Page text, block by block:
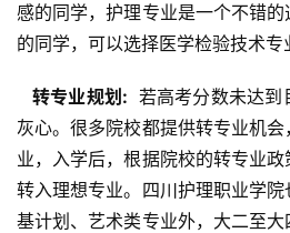
感的同学，护理专业是一个不错
的同学，可以选择医学检验技术专
  转专业规划:
若高考分数未达到
灰心。很多院校都提供转专业机
业，入学后，根据院校的转专业
转入理想专业。四川护理职业学
基计划、艺术类专业外，大二至